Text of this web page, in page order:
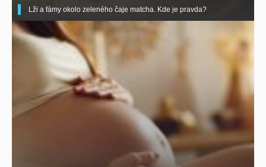
Lži a fámy okolo zeleného čaje matcha. Kde je pravda?